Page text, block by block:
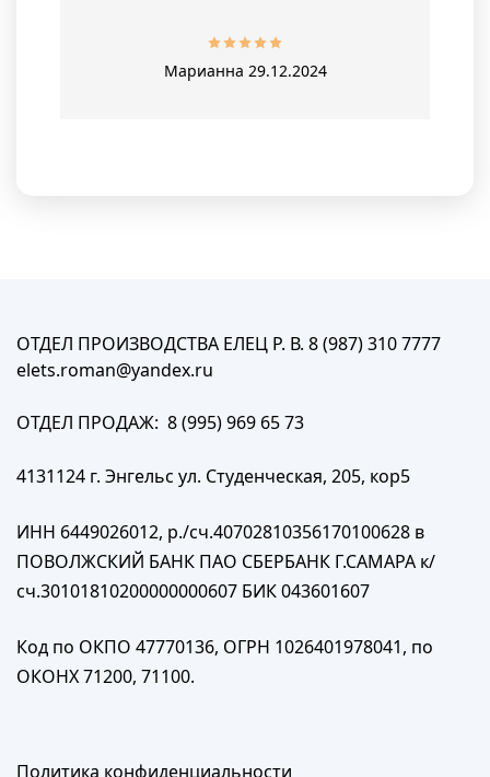
Марианна 29.12.2024
ОТДЕЛ ПРОИЗВОДСТВА ЕЛЕЦ Р. В. 8 (987) 310 7777
elets.roman@yandex.ru
ОТДЕЛ ПРОДАЖ: 8 (995) 969 65 73
4131124 г. Энгельс ул. Студенческая, 205, кор5
ИНН 6449026012, р./сч.40702810356170100628 в
ПОВОЛЖСКИЙ БАНК ПАО СБЕРБАНК Г.САМАРА к/
сч.30101810200000000607 БИК 043601607
Код по ОКПО 47770136, ОГРН 1026401978041, по
ОКОНХ 71200, 71100.
Политика конфиденциальности